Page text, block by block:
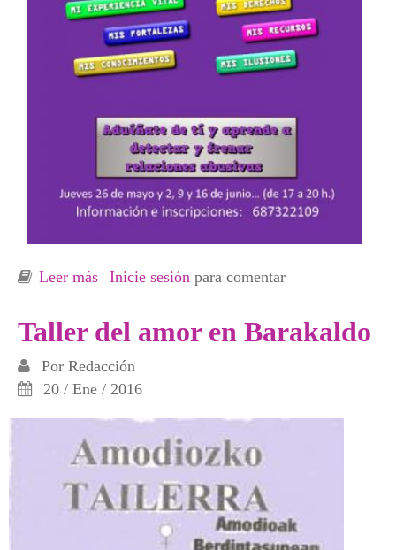
Leer más sobre Taller de empoderamiento en Barakaldo
Inicie sesión para comentar
Taller del amor en Barakaldo
Por Redacción
20 / Ene / 2016